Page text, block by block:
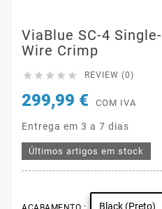
ViaBlue SC-4 Single-
Wire Crimp
     REVIEW (0)
299,99 € COM IVA
Entrega em 3 a 7 dias
Últimos artigos em stock
Black (Preto)